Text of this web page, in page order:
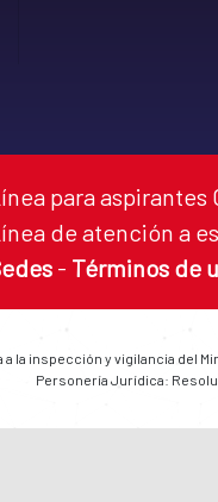
para aspirantes
de atención a
- Términos de
la inspección y vigilancia del
Personería Jurídica: